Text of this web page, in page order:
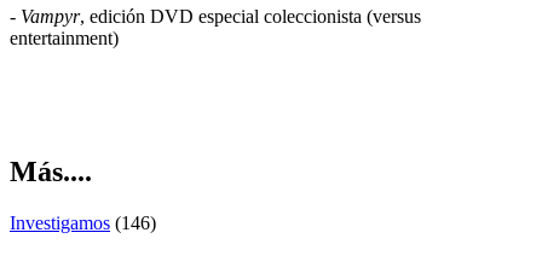
- Vampyr, edición DVD especial coleccionista (versus
entertainment)
Más....
Investigamos (146)